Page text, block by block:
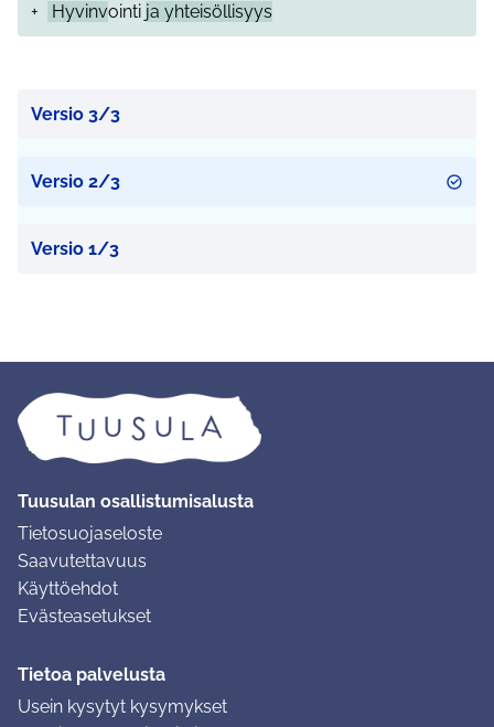
+ Hyvinvointi ja yhteisöllisyys
Versio 3/3
Versio 2/3
Versio 1/3
Tuusulan osallistumisalusta
Tietosuojaseloste
Saavutettavuus
Käyttöehdot
Evästeasetukset
Tietoa palvelusta
Usein kysytyt kysymykset